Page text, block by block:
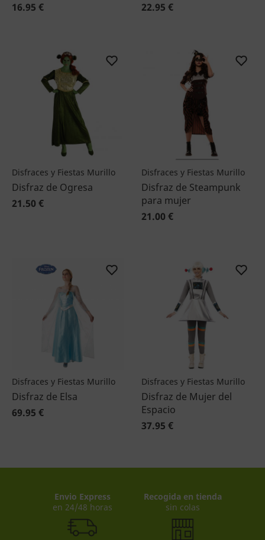
16.95 € 22.95 €
Disfraces y Fiestas Murillo
Disfraz de Ogresa
21.50 €
Disfraces y Fiestas Murillo
Disfraz de Steampunk
para mujer
21.00 €
Disfraces y Fiestas Murillo
Disfraz de Elsa
69.95 €
Disfraces y Fiestas Murillo
Disfraz de Mujer del
Espacio
37.95 €
Envio Express
en 24/48 horas
Recogida en tienda
sin colas